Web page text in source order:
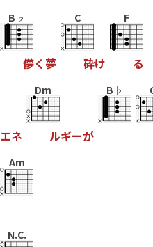
B♭
儚く 夢
C
砕け
F
る
エネ
Dm
ルギーが
B♭
Am
N.C.